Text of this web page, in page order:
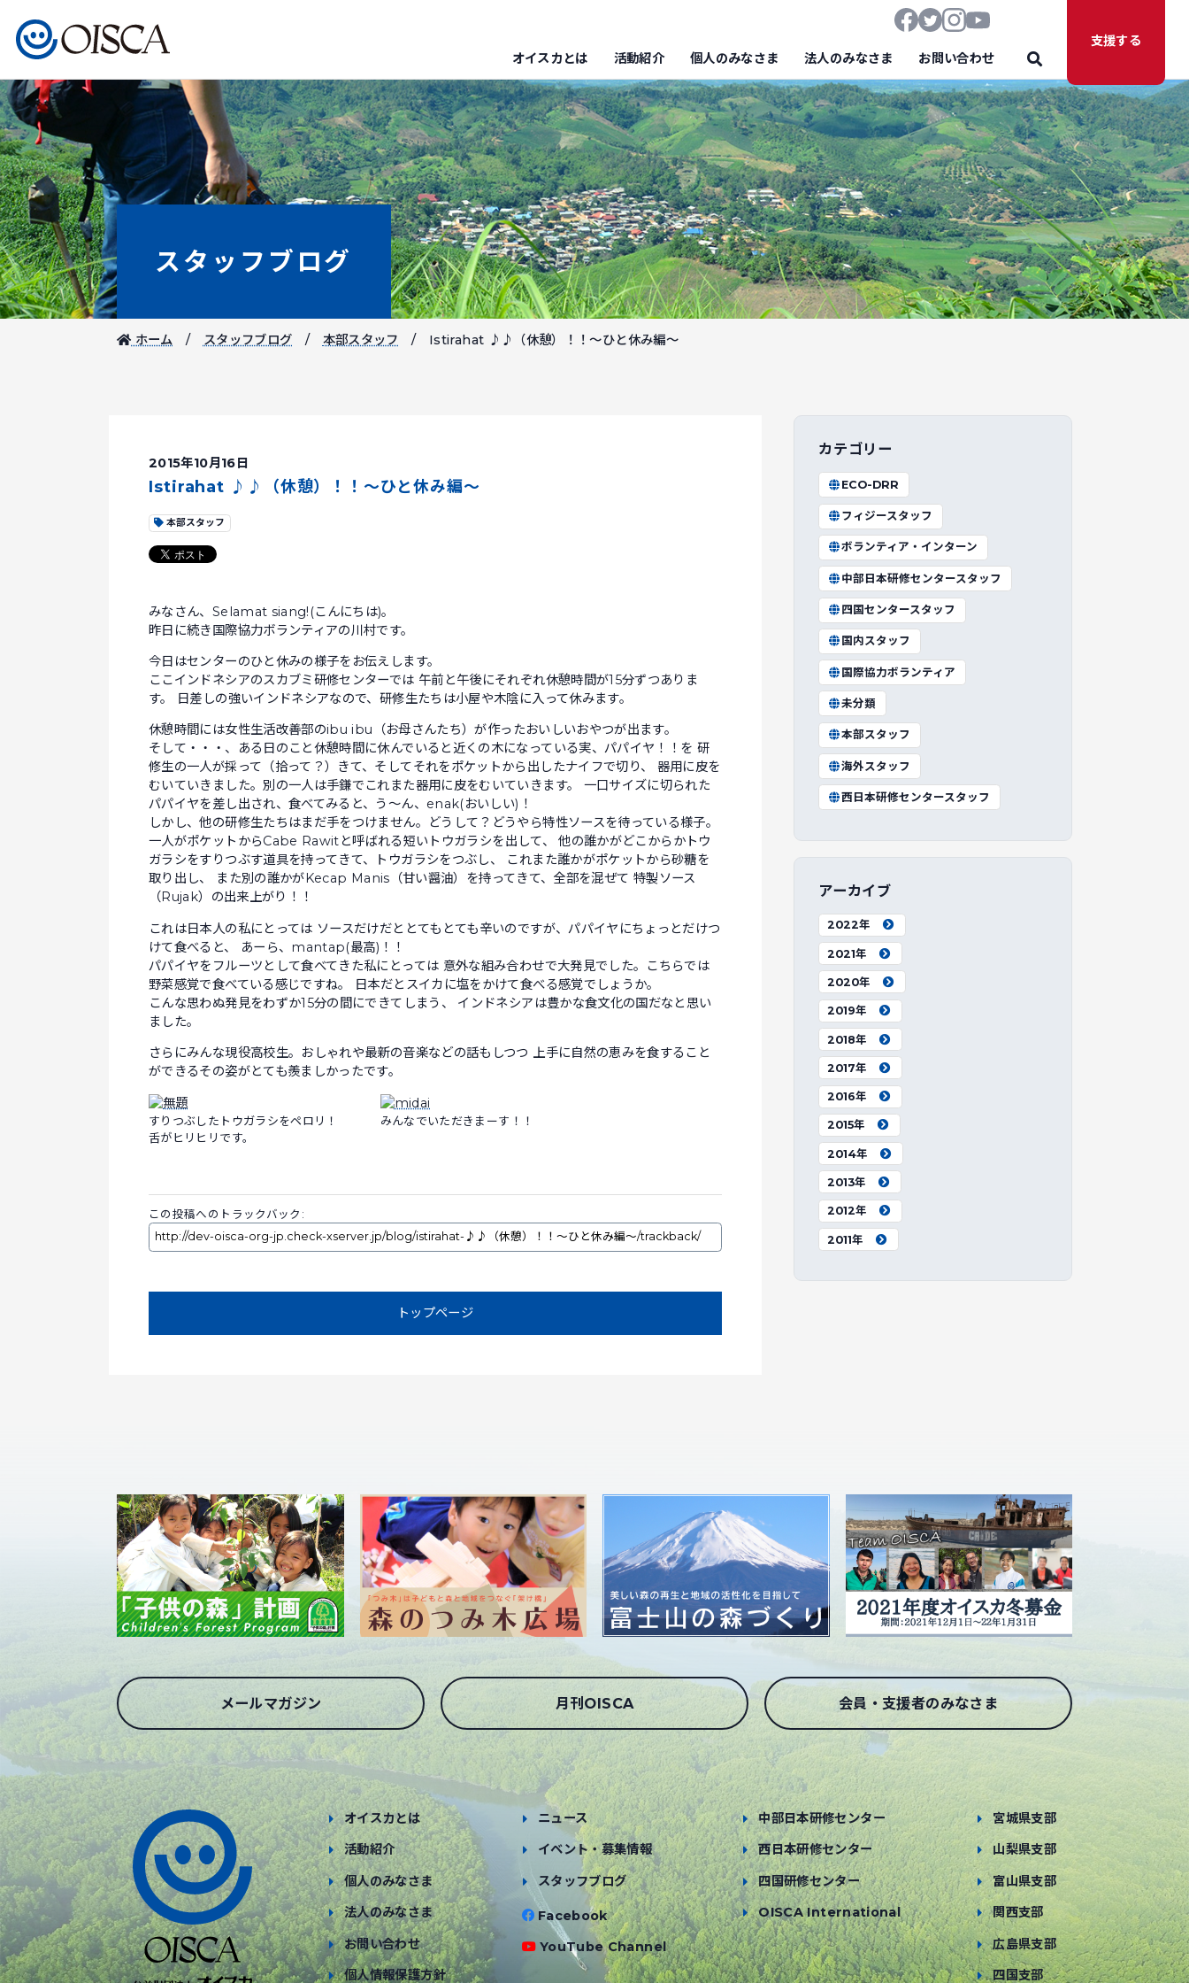
オイスカとは 活動紹介 個人のみなさま 法人のみなさま お問い合わせ
支援する
スタッフブログ
ホーム スタッフブログ 本部スタッフ Istirahat ♪♪（休憩）！！～ひと休み編～
2015年10月16日
Istirahat ♪♪（休憩）！！～ひと休み編～
本部スタッフ
みなさん、Selamat siang!(こんにちは)。
昨日に続き国際協力ボランティアの川村です。
今日はセンターのひと休みの様子をお伝えします。
ここインドネシアのスカブミ研修センターでは 午前と午後にそれぞれ休憩時間が15分ずつありま
す。 日差しの強いインドネシアなので、研修生たちは小屋や木陰に入って休みます。
休憩時間には女性生活改善部のibu ibu（お母さんたち）が作ったおいしいおやつが出ます。
そして・・・、ある日のこと休憩時間に休んでいると近くの木になっている実、パパイヤ！！を 研
修生の一人が採って（拾って？）きて、そしてそれをポケットから出したナイフで切り、 器用に皮を
むいていきました。別の一人は手鎌でこれまた器用に皮をむいていきます。 一口サイズに切られた
パパイヤを差し出され、食べてみると、う～ん、enak(おいしい)！
しかし、他の研修生たちはまだ手をつけません。どうして？どうやら特性ソースを待っている様子。
一人がポケットからCabe Rawitと呼ばれる短いトウガラシを出して、 他の誰かがどこからかトウ
ガラシをすりつぶす道具を持ってきて、トウガラシをつぶし、 これまた誰かがポケットから砂糖を
取り出し、 また別の誰かがKecap Manis（甘い醤油）を持ってきて、全部を混ぜて 特製ソース
（Rujak）の出来上がり！！
これは日本人の私にとっては ソースだけだととてもとても辛いのですが、パパイヤにちょっとだけつ
けて食べると、 あーら、mantap(最高)！！
パパイヤをフルーツとして食べてきた私にとっては 意外な組み合わせで大発見でした。こちらでは
野菜感覚で食べている感じですね。 日本だとスイカに塩をかけて食べる感覚でしょうか。
こんな思わぬ発見をわずか15分の間にできてしまう、 インドネシアは豊かな食文化の国だなと思い
ました。
さらにみんな現役高校生。おしゃれや最新の音楽などの話もしつつ 上手に自然の恵みを食すること
ができるその姿がとても羨ましかったです。
すりつぶしたトウガラシをペロリ！
舌がヒリヒリです。
みんなでいただきまーす！！
この投稿へのトラックバック:
トップページ
カテゴリー
ECO-DRR
フィジースタッフ
ボランティア・インターン
中部日本研修センタースタッフ
四国センタースタッフ
国内スタッフ
国際協力ボランティア
未分類
本部スタッフ
海外スタッフ
西日本研修センタースタッフ
アーカイブ
2022年
2021年
2020年
2019年
2018年
2017年
2016年
2015年
2014年
2013年
2012年
2011年
メールマガジン 月刊OISCA 会員・支援者のみなさま
オイスカとは
活動紹介
個人のみなさま
法人のみなさま
お問い合わせ
個人情報保護方針
ニュース
イベント・募集情報
スタッフブログ
Facebook
YouTube Channel
中部日本研修センター
西日本研修センター
四国研修センター
OISCA International
宮城県支部
山梨県支部
富山県支部
関西支部
広島県支部
四国支部